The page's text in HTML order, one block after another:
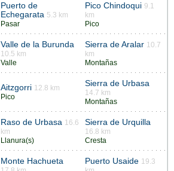
Puerto de
Echegarata 5.3 km
Pasar
Pico Chindoqui 9.1
km
Pico
Valle de la Burunda
10.5 km
Valle
Sierra de Aralar 10.7
km
Montañas
Aitzgorri 12.8 km
Pico
Sierra de Urbasa
14.7 km
Montañas
Raso de Urbasa 16.6
km
Llanura(s)
Sierra de Urquilla
16.8 km
Cresta
Monte Hachueta Puerto Usaide 19.3